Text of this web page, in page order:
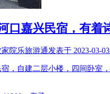
口嘉兴民宿，有着
院乐旅游通发表于 2023-03-03
，自建二层小楼，四间卧室